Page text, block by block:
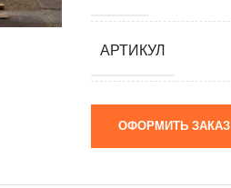
АРТИКУЛ
ОФОРМИТЬ ЗАКАЗ